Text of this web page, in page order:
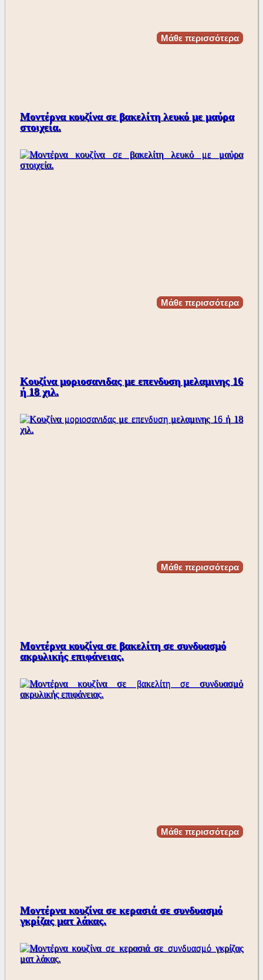
Μάθε περισσότερα
Μοντέρνα κουζίνα σε βακελίτη λευκό με μαύρα
στοιχεία.
Μάθε περισσότερα
Κουζίνα μοριοσανιδας με επενδυση μελαμινης 16
ή 18 χιλ.
Μάθε περισσότερα
Μοντέρνα κουζίνα σε βακελίτη σε συνδυασμό
ακρυλικής επιφάνειας.
Μάθε περισσότερα
Μοντέρνα κουζίνα σε κερασιά σε συνδυασμό
γκρίζας ματ λάκας.